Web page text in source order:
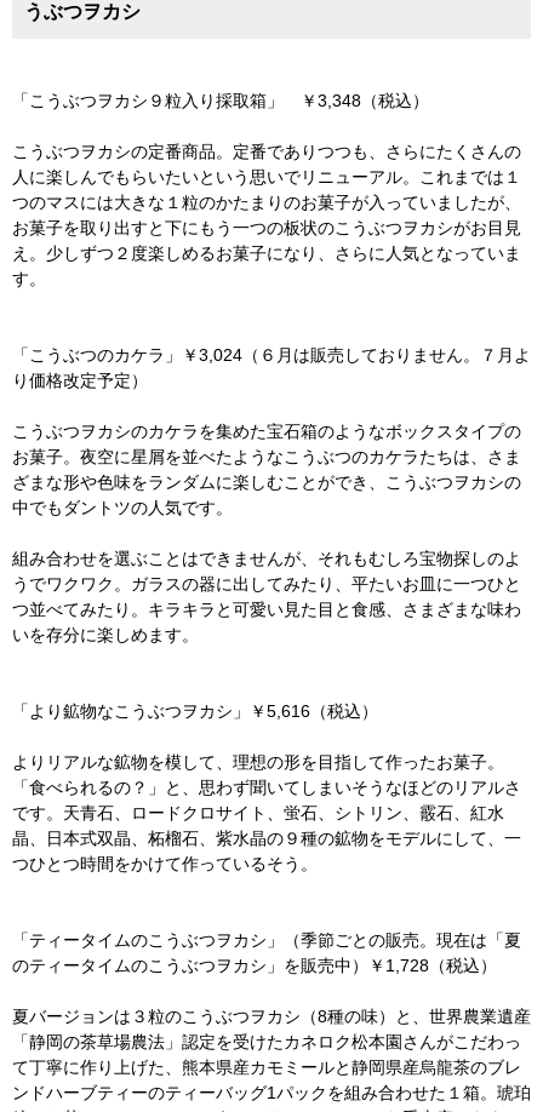
うぶつヲカシ
「こうぶつヲカシ９粒入り採取箱」 ￥3,348（税込）
こうぶつヲカシの定番商品。定番でありつつも、さらにたくさんの
人に楽しんでもらいたいという思いでリニューアル。これまでは１
つのマスには大きな１粒のかたまりのお菓子が入っていましたが、
お菓子を取り出すと下にもう一つの板状のこうぶつヲカシがお目見
え。少しずつ２度楽しめるお菓子になり、さらに人気となっていま
す。
「こうぶつのカケラ」￥3,024（６月は販売しておりません。７月よ
り価格改定予定）
こうぶつヲカシのカケラを集めた宝石箱のようなボックスタイプの
お菓子。夜空に星屑を並べたようなこうぶつのカケラたちは、さま
ざまな形や色味をランダムに楽しむことができ、こうぶつヲカシの
中でもダントツの人気です。
組み合わせを選ぶことはできませんが、それもむしろ宝物探しのよ
うでワクワク。ガラスの器に出してみたり、平たいお皿に一つひと
つ並べてみたり。キラキラと可愛い見た目と食感、さまざまな味わ
いを存分に楽しめます。
「より鉱物なこうぶつヲカシ」￥5,616（税込）
よりリアルな鉱物を模して、理想の形を目指して作ったお菓子。
「食べられるの？」と、思わず聞いてしまいそうなほどのリアルさ
です。天青石、ロードクロサイト、蛍石、シトリン、霰石、紅水
晶、日本式双晶、柘榴石、紫水晶の９種の鉱物をモデルにして、一
つひとつ時間をかけて作っているそう。
「ティータイムのこうぶつヲカシ」（季節ごとの販売。現在は「夏
のティータイムのこうぶつヲカシ」を販売中）￥1,728（税込）
夏バージョンは３粒のこうぶつヲカシ（8種の味）と、世界農業遺産
「静岡の茶草場農法」認定を受けたカネロク松本園さんがこだわっ
て丁寧に作り上げた、熊本県産カモミールと静岡県産烏龍茶のブレ
ンドハーブティーのティーバッグ1パックを組み合わせた１箱。琥珀